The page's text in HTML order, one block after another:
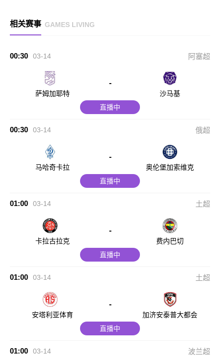
相关赛事 GAMES LIVING
00:30 03-14 阿塞超
萨姆加耶特
-
沙马基
直播中
00:30 03-14 俄超
马哈奇卡拉
-
奥伦堡加索维克
直播中
01:00 03-14 土超
卡拉古拉克
-
费内巴切
直播中
01:00 03-14 土超
安塔利亚体育
-
加济安泰普大都会
直播中
01:00 03-14 波兰超